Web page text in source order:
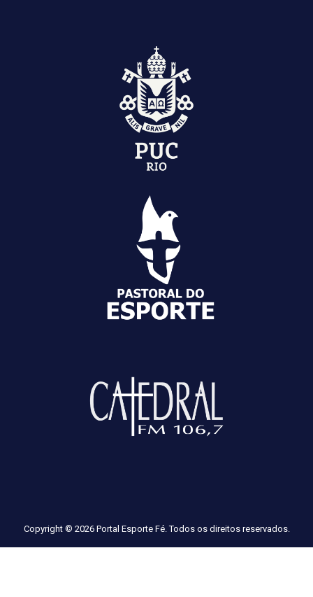
Copyright © 2026 Portal Esporte Fé. Todos os direitos reservados.